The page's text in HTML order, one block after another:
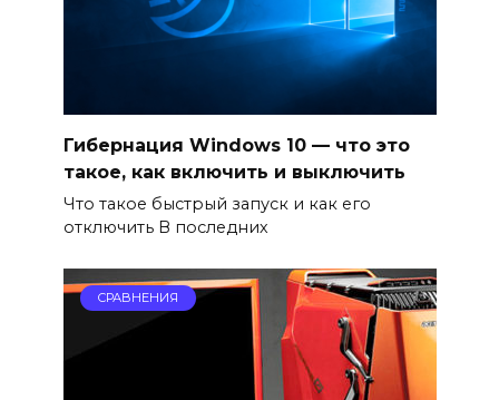
Гибернация Windows 10 — что это
такое, как включить и выключить
Что такое быстрый запуск и как его
отключить В последних
СРАВНЕНИЯ